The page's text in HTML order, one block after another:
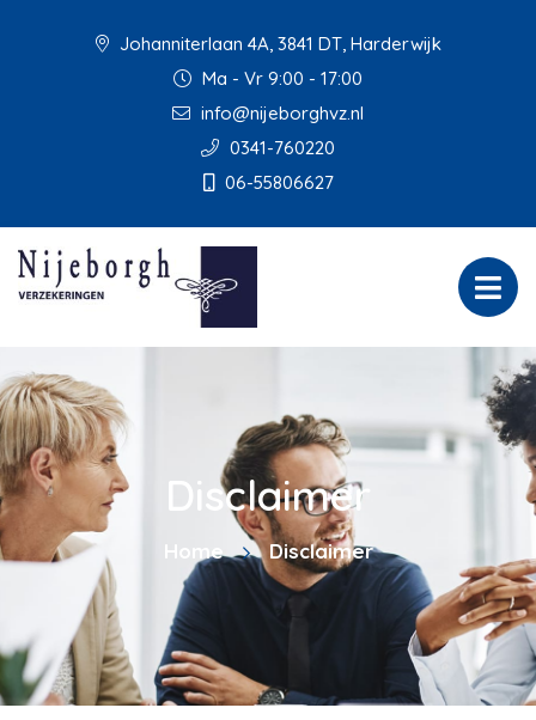
Johanniterlaan 4A, 3841 DT, Harderwijk
Ma - Vr 9:00 - 17:00
info@nijeborghvz.nl
0341-760220
06-55806627
Disclaimer
Home Disclaimer